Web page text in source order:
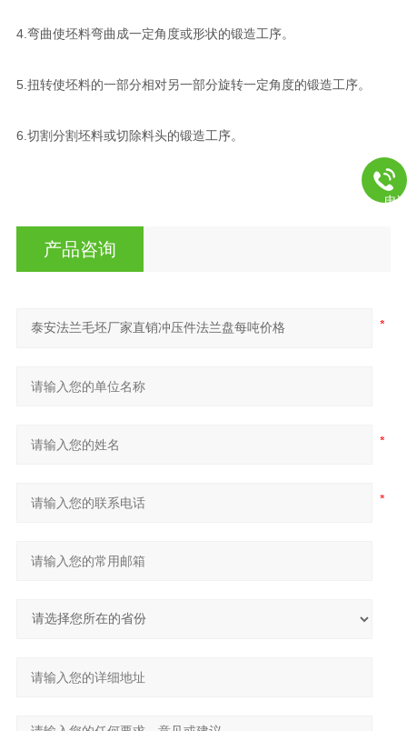
4.弯曲使坯料弯曲成一定角度或形状的锻造工序。
5.扭转使坯料的一部分相对另一部分旋转一定角度的锻造工序。
6.切割分割坯料或切除料头的锻造工序。
产品咨询
电